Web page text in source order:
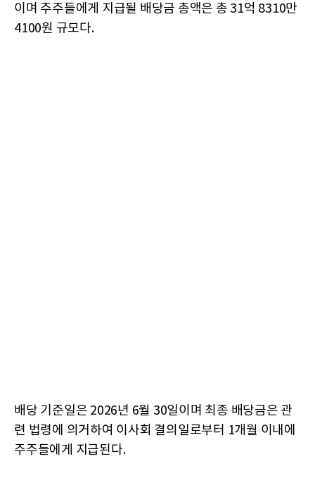
이며 주주들에게 지급될 배당금 총액은 총 31억 8310만
4100원 규모다.
배당 기준일은 2026년 6월 30일이며 최종 배당금은 관
련 법령에 의거하여 이사회 결의일로부터 1개월 이내에
주주들에게 지급된다.